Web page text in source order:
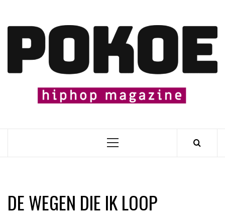
content
Primary
DE WEGEN DIE IK LOOP